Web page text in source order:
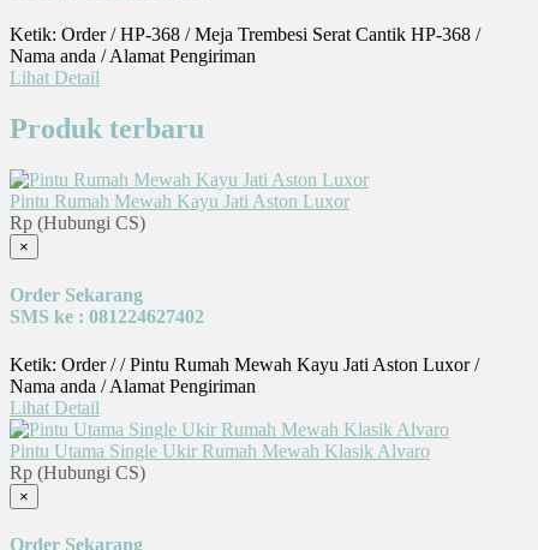
Ketik: Order / HP-368 / Meja Trembesi Serat Cantik HP-368 /
Nama anda / Alamat Pengiriman
Lihat Detail
Produk terbaru
Pintu Rumah Mewah Kayu Jati Aston Luxor
Rp (Hubungi CS)
×
Order Sekarang
SMS ke : 081224627402
Ketik: Order / / Pintu Rumah Mewah Kayu Jati Aston Luxor /
Nama anda / Alamat Pengiriman
Lihat Detail
Pintu Utama Single Ukir Rumah Mewah Klasik Alvaro
Rp (Hubungi CS)
×
Order Sekarang